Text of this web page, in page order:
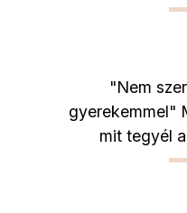
"Nem
gyerekemmel"
mit tegyél